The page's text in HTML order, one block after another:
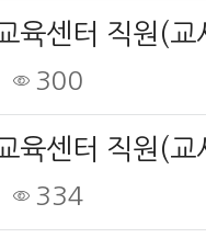
육센터 직원(교
300
334